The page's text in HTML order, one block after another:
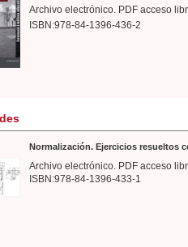
Archivo electrónico. PDF acceso
ISBN:978-84-1396-436-2
Normalización. Ejercicios resueltos
Archivo electrónico. PDF acceso
ISBN:978-84-1396-433-1